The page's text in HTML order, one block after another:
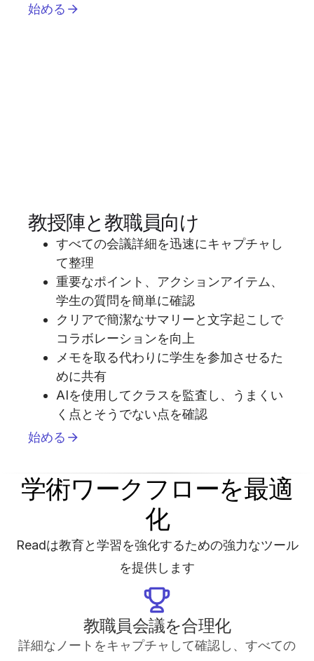
始める
教授陣と教職員向け
すべての会議詳細を迅速にキャプチャし
て整理
重要なポイント、アクションアイテム、
学生の質問を簡単に確認
クリアで簡潔なサマリーと文字起こしで
コラボレーションを向上
メモを取る代わりに学生を参加させるた
めに共有
AIを使用してクラスを監査し、うまくい
く点とそうでない点を確認
始める
学術ワークフローを最適
化
Readは教育と学習を強化するための強力なツール
を提供します
教職員会議を合理化
詳細なノートをキャプチャして確認し、すべての